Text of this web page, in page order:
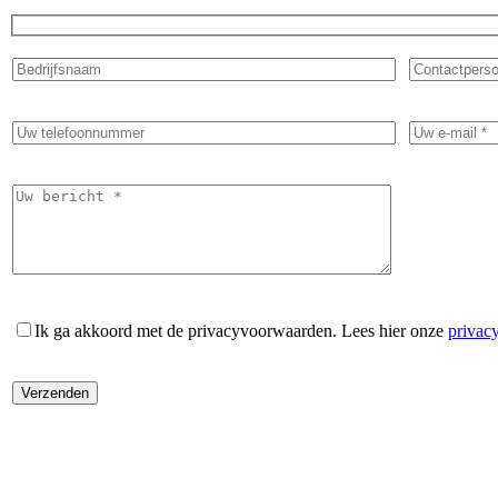
Ik ga akkoord met de privacyvoorwaarden. Lees hier onze